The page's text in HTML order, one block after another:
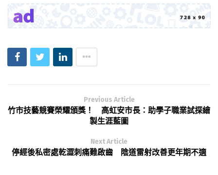
Previous Article
竹市技藝競賽榮耀頒獎！ 高虹安市長：助學子職業試探繪
製生涯藍圖
Next Article
停經後私密處乾澀刺痛難啟齒 陰道雷射改善更年期不適